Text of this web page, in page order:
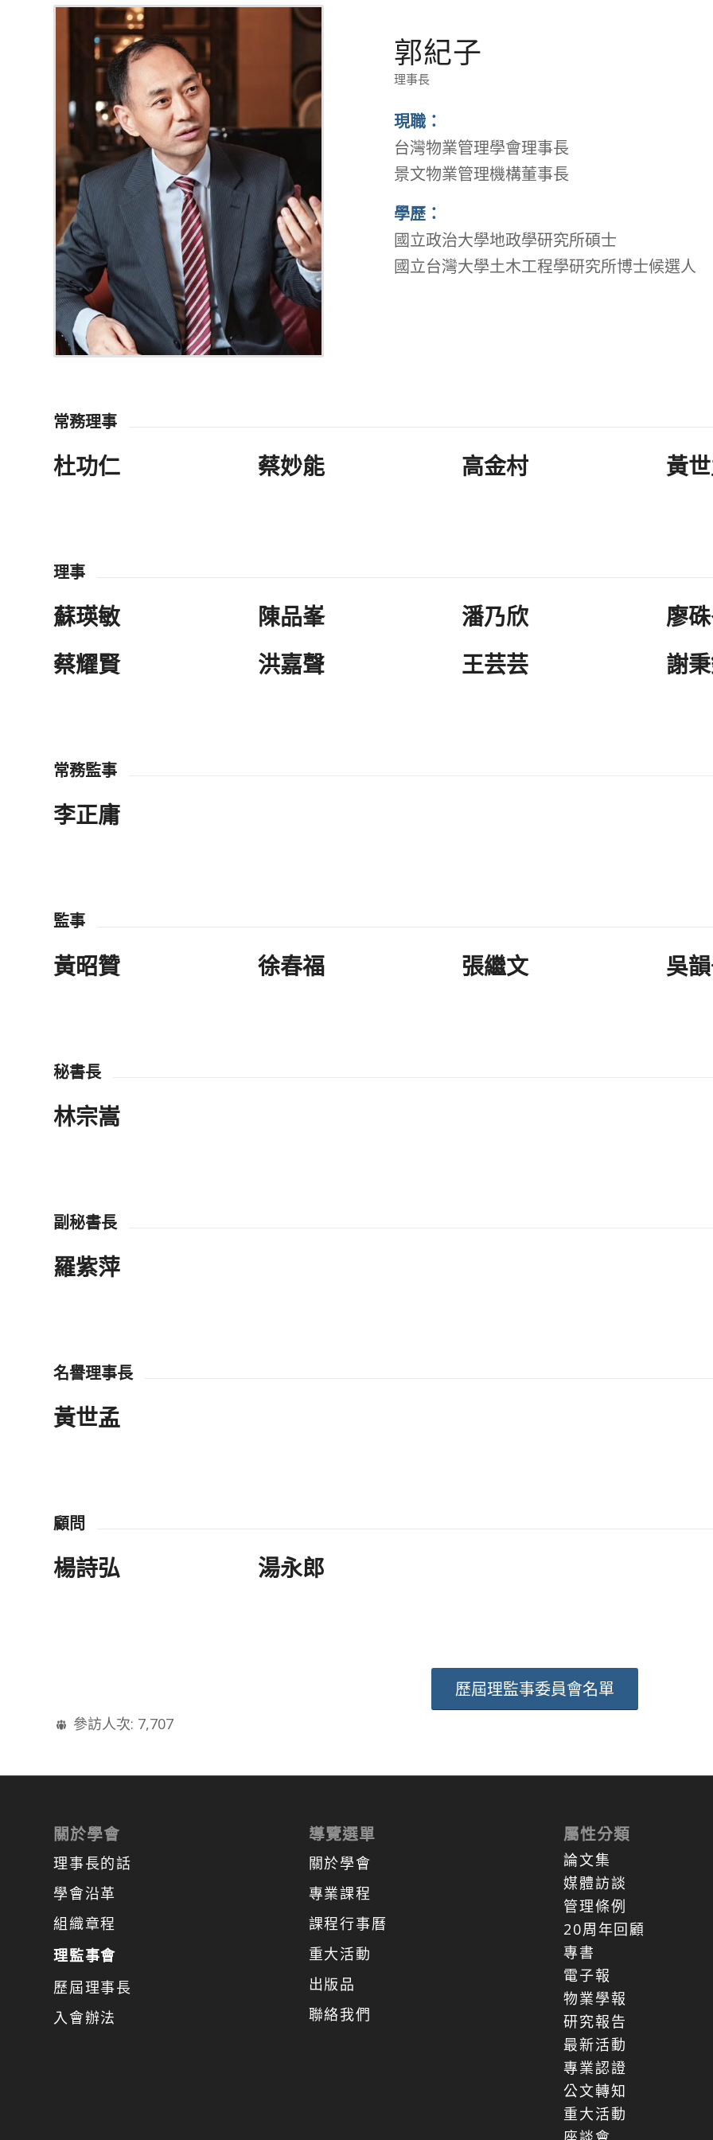
郭紀子
理事長
現職：
台灣物業管理學會理事長
景文物業管理機構董事長
學歷：
國立政治大學地政學研究所碩士
國立台灣大學土木工程學研究所博士候選人
常務理事
杜功仁 蔡妙能 高金村 黃
理事
蘇瑛敏
蔡耀賢
陳品峯
洪嘉聲
潘乃欣
王芸芸
廖
謝
常務監事
李正庸
監事
黃昭贊 徐春福 張繼文 吳
秘書長
林宗嵩
副秘書長
羅紫萍
名譽理事長
黃世孟
顧問
楊詩弘 湯永郎
歷屆理監事委員會名單
參訪人次: 7,707
關於學會
理事長的話
學會沿革
組織章程
理監事會
歷屆理事長
入會辦法
導覽選單
關於學會
專業課程
課程行事曆
重大活動
出版品
聯絡我們
屬性分類
論文集
媒體訪談
管理條例
20周年回顧
專書
電子報
物業學報
研究報告
最新活動
專業認證
公文轉知
重大活動